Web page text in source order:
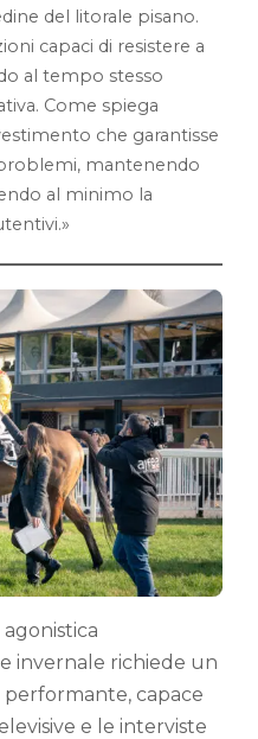
del litorale pisano.
capaci di resistere a
al tempo stesso
Come spiega
che garantisse
mantenendo
al minimo la
invernale richiede un
capace
e le interviste